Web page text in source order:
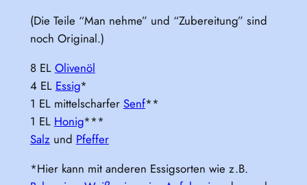
(Die Teile “Man nehme” und “Zubereitung” sind
noch Original.)
8 EL Olivenöl
4 EL Essig*
1 EL mittelscharfer Senf**
1 EL Honig***
Salzund Pfeffer
*Hier kann mit anderen Essigsorten wie z.B.